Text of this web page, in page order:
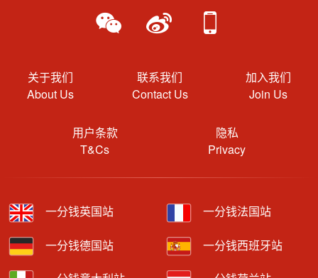
关于我们
About Us
联系我们
Contact Us
加入我们
Join Us
用户条款
T&Cs
隐私
Privacy
一分钱英国站 一分钱法国站
一分钱德国站 一分钱西班牙站